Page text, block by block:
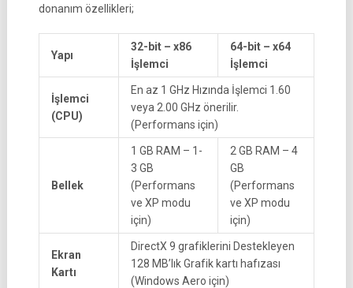
donanım özellikleri;
Yapı
32-bit – x86
İşlemci
64-bit – x64
İşlemci
İşlemci
(CPU)
En az 1 GHz Hızında İşlemci 1.60
veya 2.00 GHz önerilir.
(Performans için)
Bellek
1 GB RAM – 1-
3 GB
(Performans
ve XP modu
için)
2 GB RAM – 4
GB
(Performans
ve XP modu
için)
Ekran
Kartı
DirectX 9 grafiklerini Destekleyen
128 MB’lık Grafik kartı hafızası
(Windows Aero için)